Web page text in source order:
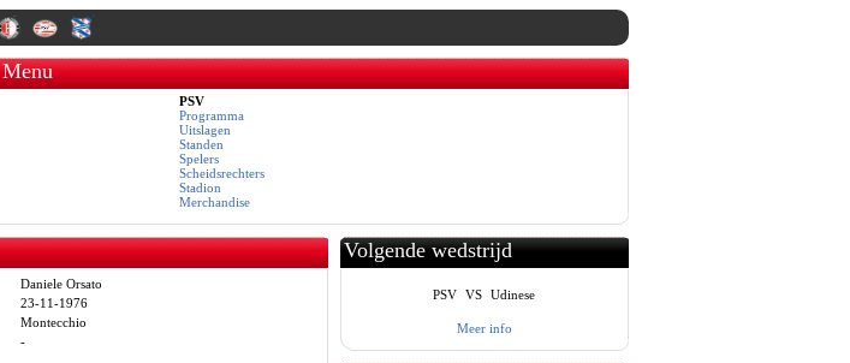
Menu
PSV
Programma
Uitslagen
Standen
Spelers
Scheidsrechters
Stadion
Merchandise
Daniele Orsato
23-11-1976
Montecchio
-
Volgende wedstrijd
PSV VS Udinese
Meer info